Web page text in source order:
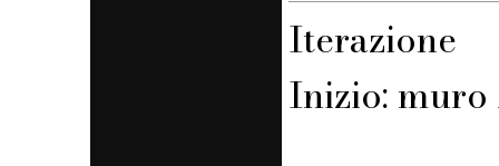
Iterazione
Inizio: muro